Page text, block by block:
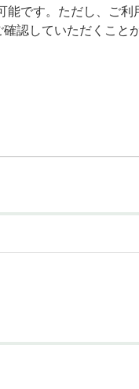
能です。ただし、ご利
認していただくこと